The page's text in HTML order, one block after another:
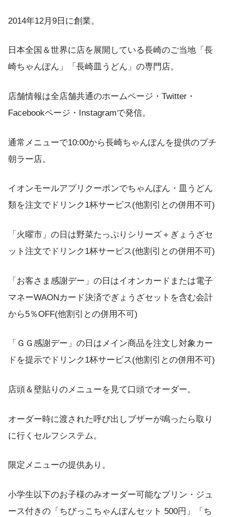
2014年12月9日に創業。
日本全国＆世界に店を展開している長崎のご当地「長
崎ちゃんぽん」「長崎皿うどん」の専門店。
店舗情報は全店舗共通のホームページ・Twitter・
Facebookページ・Instagramで発信。
通常メニューで10:00から長崎ちゃんぽんを提供のプチ
朝ラー店。
イオンモールアプリクーポンでちゃんぽん・皿うどん
類を注文でドリンク1杯サービス(他割引との併用不可)
「火曜市」の日は野菜たっぷりシリーズ＋ぎょうざセ
ット注文でドリンク1杯サービス(他割引との併用不可)
「お客さま感謝デー」の日はイオンカードまたは電子
マネーWAONカード決済でぎょうざセットを含む会計
から5％OFF(他割引との併用不可)
「ＧＧ感謝デー」の日はメイン商品を注文し対象カー
ドを提示でドリンク1杯サービス(他割引との併用不可)
店頭＆壁貼りのメニューを見て口頭でオーダー。
オーダー時に渡された呼び出しブザーが鳴ったら取り
に行くセルフシステム。
限定メニューの提供あり。
小学生以下のお子様のみオーダー可能なプリン・ジュ
ース付きの「ちびっこちゃんぽんセット 500円」「ち